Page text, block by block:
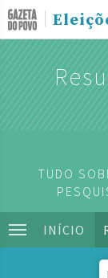
TUDO
INÍCIO